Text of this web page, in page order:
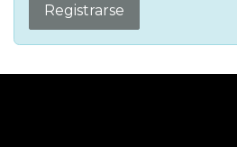
Registrarse